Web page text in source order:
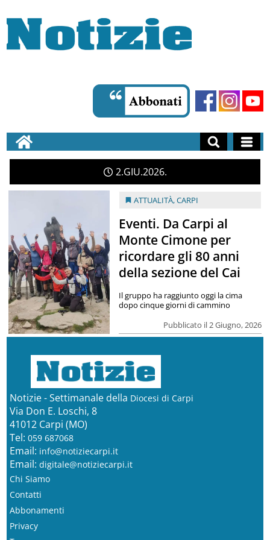
2 GIU 2026
ATTUALITÀ,CARPI
Eventi. Da Carpi al
Monte Cimone per
ricordare gli 80 anni
della sezione del Cai
Pubblicato il 2 Giugno, 2026
Il gruppo ha raggiunto oggi la cima
dopo cinque giorni di cammino
Notizie - Settimanale della Diocesi di Carpi
Via Don E. Loschi, 8
41012 Carpi (MO)
Tel: 059 687068
Email: info@notiziecarpi.it
Email: digitale@notiziecarpi.it
Chi Siamo
Contatti
Abbonamenti
Privacy